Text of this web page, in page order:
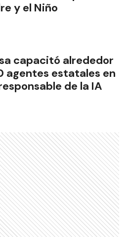
y el Niño
capacitó alrededor
agentes estatales en
de la IA